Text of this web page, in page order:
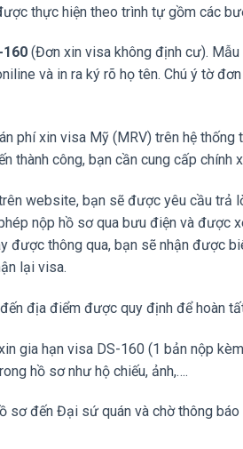
thực hiện theo trình tự gồm các
160 (Đơn xin visa không định cư).
và in ra ký rõ họ tên. Chú ý tờ
phí xin visa Mỹ (MRV) trên hệ
thành công, bạn cần cung cấp chính
website, bạn sẽ được yêu cầu trả
nộp hồ sơ qua bưu điện và được
được thông qua, bạn sẽ nhận được
lại visa.
địa điểm được quy định để hoàn
gia hạn visa DS-160 (1 bản nộp
hồ sơ như hộ chiếu, ảnh,….
sơ đến Đại sứ quán và chờ thông